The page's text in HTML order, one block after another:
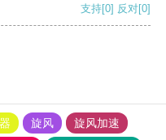
支持[0] 反对[0]
旋风
旋风加速